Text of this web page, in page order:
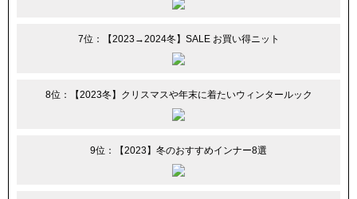
7位：【2023→2024冬】SALE お買い得ニット
8位：【2023冬】クリスマスや年末に着たいウィンタールック
9位：【2023】冬のおすすめインナー8選